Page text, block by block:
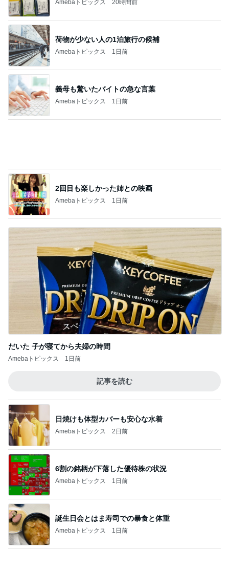
だいた 子が寝てから夫婦の時間
Amebaトピックス
記事を読む
日焼けも体型カバーも安心な水着
Amebaトピックス 2日前
誕生日会とはま寿司での暴食と体重
Amebaトピックス 1日前
25周年デザインの無料コースター
Amebaトピックス 20時間前
Amebaトピックス
記事を読む
母も驚いた正夢になった光景
Amebaトピックス 1日前
ジャンル人気記事ランキング
B級グルメマニア
牛丼チェーンのすき家でキングカレーともう